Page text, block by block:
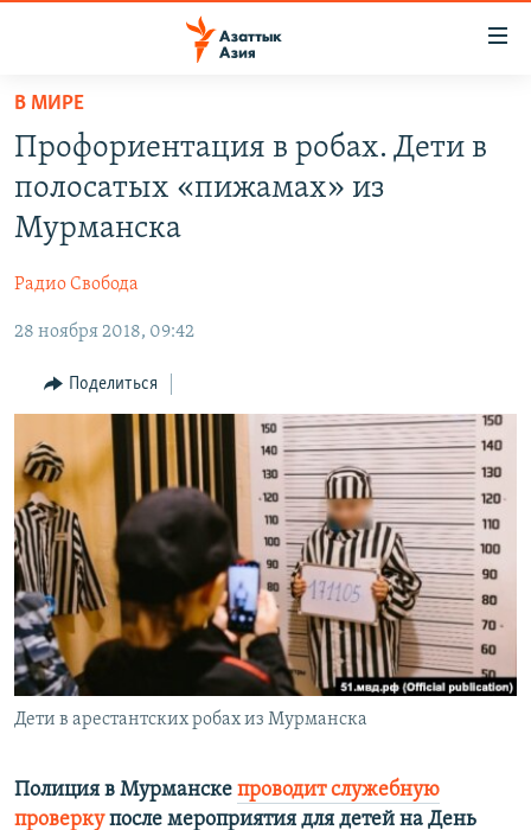
Вернуться
основному
содержанию
Вернутся
главной
Вернутся
поиску
ЦЕНТРАЛЬНАЯ АЗИЯ
КАЗАХСТАН
ТАДЖИКИСТАН
НОВОСТИ
ВОЙНА В УКРАИНЕ
ҚАЗАҚША
КЫРГЫЗЧА
ЎЗБЕКЧА
TÜRKMENÇE
ПОДПИШИТЕСЬ НА НАС В СОЦСЕТЯХ
Все сайты РСЕ/РС
В МИРЕ
Профориентация в робах. Дети в
полосатых «пижамах» из
Мурманска
Радио Свобода
28 ноября 2018, 09:42
Поделиться
Дети в арестантских робах из Мурманска
Полиция в Мурманске проводит служебную
проверкупосле мероприятия для детей на День